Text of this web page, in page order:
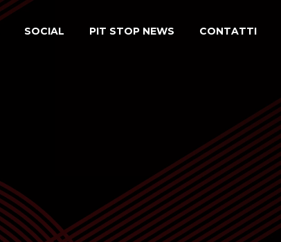
SOCIAL PIT STOP NEWS CONTATTI